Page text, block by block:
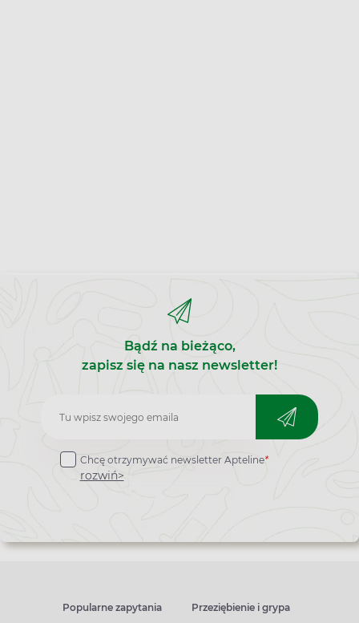
Bądź na bieżąco,
zapisz się na nasz newsletter!
Zapisz
do
newslettera
Chcę otrzymywać newsletter Apteline*
rozwiń>
Popularne zapytania Przeziębienie i grypa